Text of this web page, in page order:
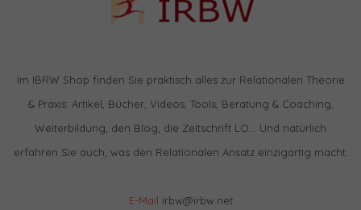
Im IBRW Shop finden Sie praktisch alles zur Relationalen Theorie
& Praxis: Artikel, Bücher, Videos, Tools, Beratung & Coaching,
Weiterbildung, den Blog, die Zeitschrift LO… Und natürlich
erfahren Sie auch, was den Relationalen Ansatz einzigartig macht.
E-Mail irbw@irbw.net